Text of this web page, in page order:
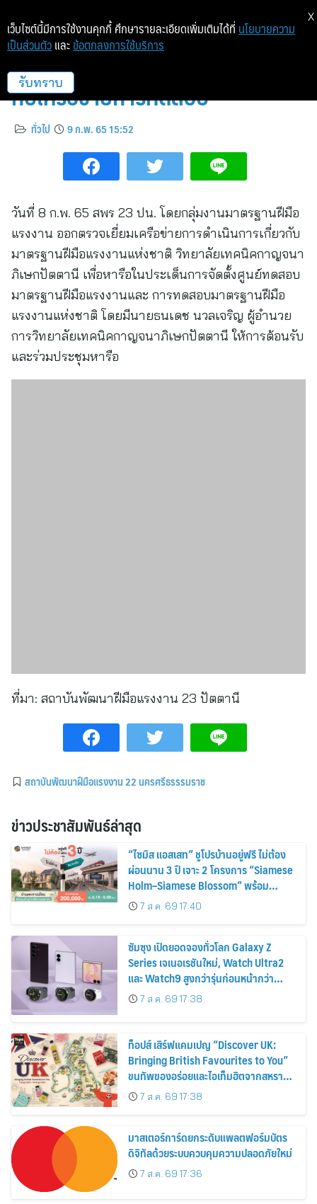
สพร.23 ปัตตานี ตรวจเยี่ยม หารือ
กับเครือข่ายการทดสอบ
ทั่วไป 9 ก.พ. 65 15:52
วันที่ 8 ก.พ. 65 สพร 23 ปน. โดยกลุ่มงานมาตรฐานฝีมือ
แรงงาน ออกตรวจเยี่ยมเครือข่ายการดำเนินการเกี่ยวกับ
มาตรฐานฝีมือแรงงานแห่งชาติ วิทยาลัยเทคนิคกาญจนา
ภิเษกปัตตานี เพื่อหารือในประเด็นการจัดตั้งศูนย์ทดสอบ
มาตรฐานฝีมือแรงงานและ การทดสอบมาตรฐานฝีมือ
แรงงานแห่งชาติ โดยมีนายธนเดช นวลเจริญ ผู้อำนวย
การวิทยาลัยเทคนิคกาญจนาภิเษกปัตตานี ให้การต้อนรับ
และร่วมประชุมหารือ
ที่มา: สถาบันพัฒนาฝีมือแรงงาน 23 ปัตตานี
สถาบันพัฒนาฝีมือแรงงาน 22 นครศรีธรรรมราช
ข่าวประชาสัมพันธ์ล่าสุด
“ไซมิส แอสเสท” ชูโปรบ้านอยู่ฟรี ไม่ต้อง
ผ่อนนาน 3 ปี เจาะ 2 โครงการ “Siamese
Holm–Siamese Blossom” พร้อม
ส่วนลดและสิทธิพิเศษถึง 31 สิงหาคม
2569
7 ส.ค. 69 17:40
ซัมซุง เปิดยอดจองทั่วโลก Galaxy Z
Series เจเนอเรชันใหม่, Watch Ultra2
และ Watch9 สูงกว่ารุ่นก่อนหน้ากว่า
30%7 ส.ค. 69 17:38
ท็อปส์ เสิร์ฟแคมเปญ “Discover UK:
Bringing British Favourites to You”
ขนทัพของอร่อยและไอเท็มฮิตจากสหราช
อาณาจักร ส่งตรงถึงมือตั้งแต่วันนี้ – 18
สิงหาคมนี้
7 ส.ค. 69 17:38
มาสเตอร์การ์ดยกระดับแพลตฟอร์มบัตร
ดิจิทัลด้วยระบบควบคุมความปลอดภัยใหม่
7 ส.ค. 69 17:36
เว็บไซต์นี้มีการใช้งานคุกกี้ ศึกษารายละเอียดเพิ่มเติมได้ที่ นโยบายความ
เป็นส่วนตัว และ ข้อตกลงการใช้บริการ
รับทราบ
X